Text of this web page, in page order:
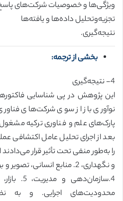
ویژگی‌ها و خصوصیات شرکت‌های
تجزیه‌وتحلیل داده‌ها و یافته‌ها
نتیجه‌گیری.
بخشی از ترجمه:
4- نتیجه‌گیری
این پژوهش در پی شناسایی
نوآوری باز از سوی شرکت‌های
پارک‌های علم و فناوری ترکیه
بعد از اجرای تحلیل عامل اکتشافی
محدودیت‌های اجرایی. و به